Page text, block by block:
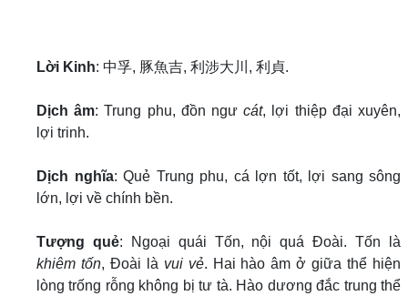
Lời Kinh: 中孚, 豚魚吉, 利涉大川, 利貞.
Dịch âm: Trung phu, đồn ngưcát, lợi thiệp đại xuyên,
lợi trinh.
Dịch nghĩa: Quẻ Trung phu, cá lợn tốt, lợi sang sông
lớn, lợi về chính bền.
Tượng quẻ: Ngoại quái Tốn, nội quá Đoài. Tốn là
khiêm tốn, Đoài là vui vẻ. Hai hào âm ở giữa thể hiện
lòng trống rỗng không bị tư tà. Hào dương đắc trung thể